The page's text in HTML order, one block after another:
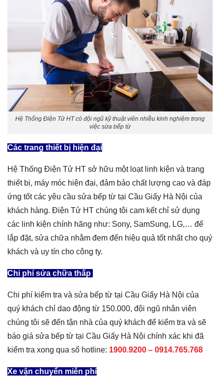
Hệ Thống Điện Tử HT có đội ngũ kỹ thuật viên nhiều kinh nghiệm trong
việc sửa bếp từ
Các trang thiết bị hiện đại
Hệ Thống Điện Tử HT sở hữu một loạt linh kiện và trang
thiết bị, máy móc hiện đại, đảm bảo chất lượng cao và đáp
ứng tốt các yêu cầu sửa bếp từ tại Cầu Giấy Hà Nội của
khách hàng. Điện Tử HT chúng tôi cam kết chỉ sử dụng
các linh kiện chính hãng như: Sony, SamSung, LG,… để
lắp đặt, sửa chữa nhằm đem đến hiệu quả tốt nhất cho quý
khách và uy tín cho công ty.
Chi phí sửa chữa thấp
Chi phí kiểm tra và sửa bếp từ tại Cầu Giấy Hà Nội của
quý khách chỉ dao động từ 150.000, đội ngũ nhân viên
chúng tôi sẽ đến tận nhà của quý khách để kiểm tra và sẽ
báo giá sửa bếp từ tại Cầu Giấy Hà Nội chính xác khi đã
kiểm tra xong qua số hotline: 1900.9200 – 0914.765.768
Xe vận chuyển miễn phí